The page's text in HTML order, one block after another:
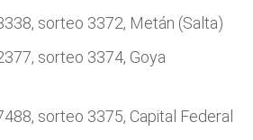
sorteo 3372, Metán (Salta)
sorteo 3374, Goya
sorteo 3375, Capital Federal